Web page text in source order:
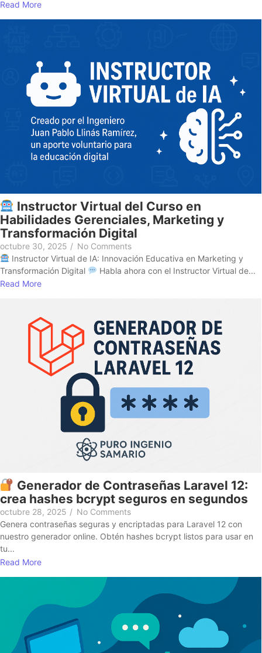
Read More
Instructor Virtual del Curso en
Habilidades Gerenciales, Marketing y
Transformación Digital
octubre 30, 2025 / No Comments
Instructor Virtual de IA: Innovación Educativa en Marketing y
Transformación Digital
Habla ahora con el Instructor Virtual de...
Read More
Generador de Contraseñas Laravel 12:
crea hashes bcrypt seguros en segundos
octubre 28, 2025 / No Comments
Genera contraseñas seguras y encriptadas para Laravel 12 con
nuestro generador online. Obtén hashes bcrypt listos para usar en
tu...
Read More